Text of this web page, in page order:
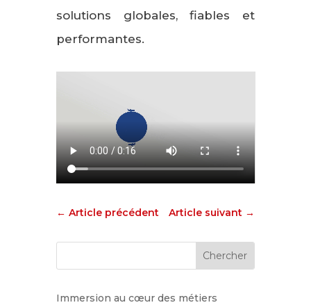
solutions globales, fiables et
performantes.
← Article précédent Article suivant →
Immersion au cœur des métiers